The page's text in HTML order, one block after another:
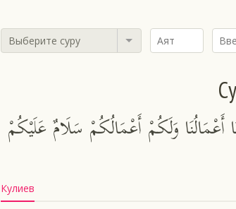
Выберите суру
أَعْمَالُنَا وَلَكُمْ أَعْمَالُكُمْ سَلَامٌ عَلَيْكُمْ
Кулиев